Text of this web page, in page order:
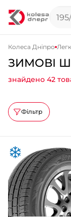
Колеса Дніпро
ЗИМОВІ
знайдено 42
Фільтр